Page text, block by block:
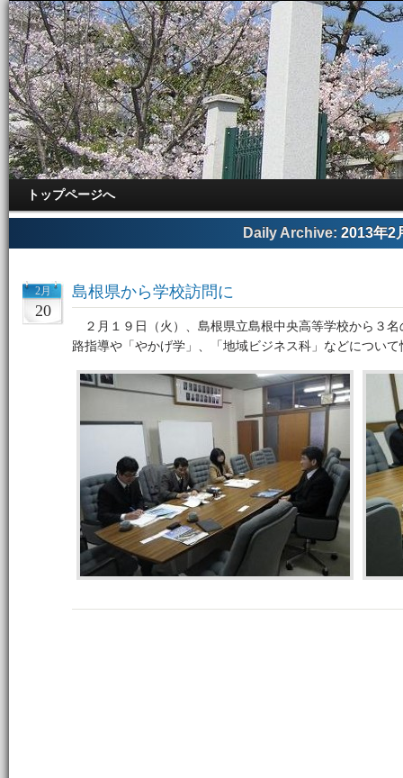
トップページへ
Daily Archive: 2013年2
2月
20
島根県から学校訪問に
２月１９日（火）、島根県立島根中央高等学校から３
路指導や「やかげ学」、「地域ビジネス科」などについ